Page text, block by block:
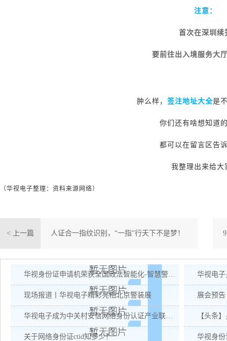
注意：
首次在深圳续
要前往出入境服务大
肿么样， 签注地址大全是
你们还有啥想知道
都可以在留言区告
我整理出来给大
（华视电子整理：资料来源网络）
< 上一篇 人证合一指纹识别，“一指”行天下不是梦！
华视身份证申请机荣获全国政法智能化-智慧警务创新产品奖
华视电
现场报道丨华视电子精彩亮相北京警装展
华视电子成为中关村安信网络身份认证产业联盟会员单位
关于网络身份证ctid知多少？